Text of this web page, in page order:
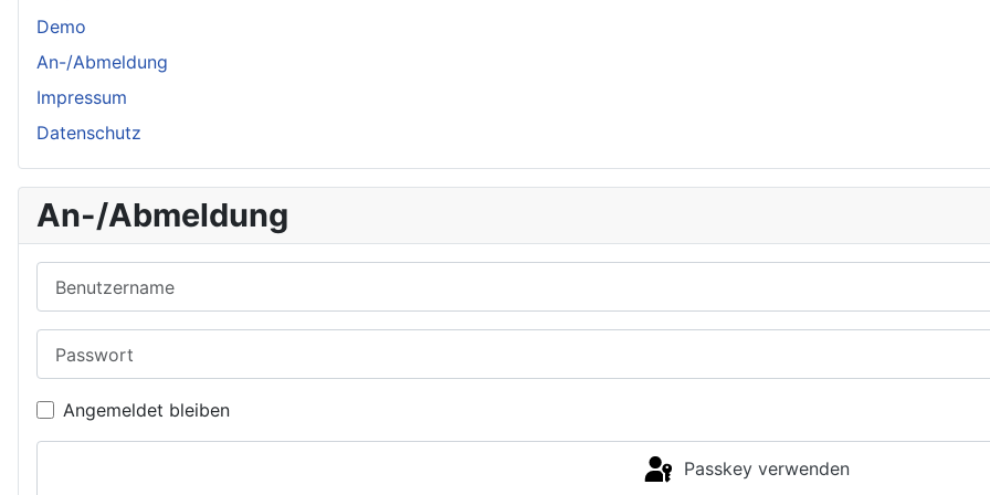
Demo
An-/Abmeldung
Impressum
Datenschutz
An-/Abmeldung
Angemeldet bleiben
Passkey verwenden